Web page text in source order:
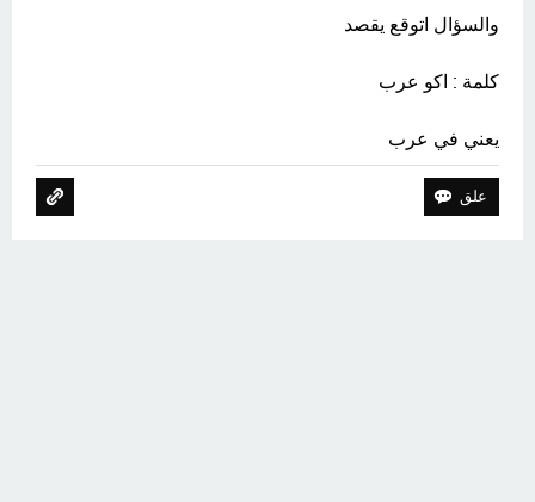
والسؤال اتوقع يقصد
كلمة : اكو عرب
يعني في عرب